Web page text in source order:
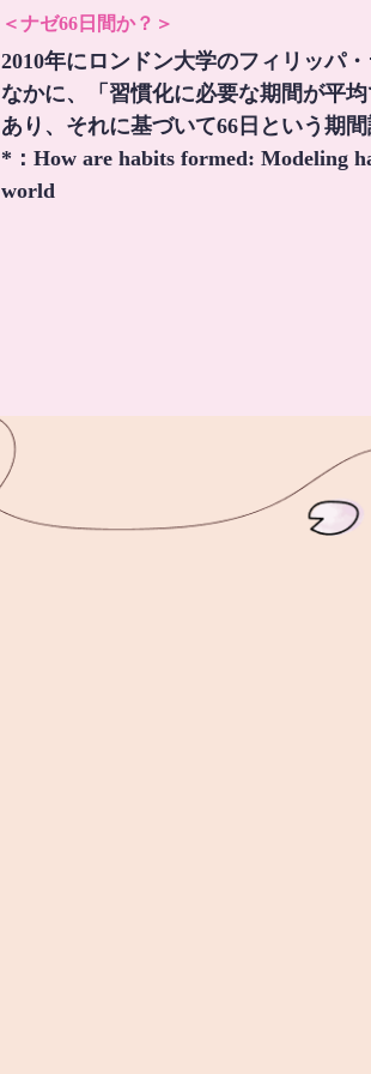
＜ナゼ66日間か？＞
2010年にロンドン大学のフィリッパ
なかに、「習慣化に必要な期間が平
あり、それに基づいて66日という期
*：How are habits formed: Modeling
world